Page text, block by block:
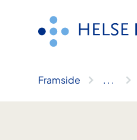
Framside .. .